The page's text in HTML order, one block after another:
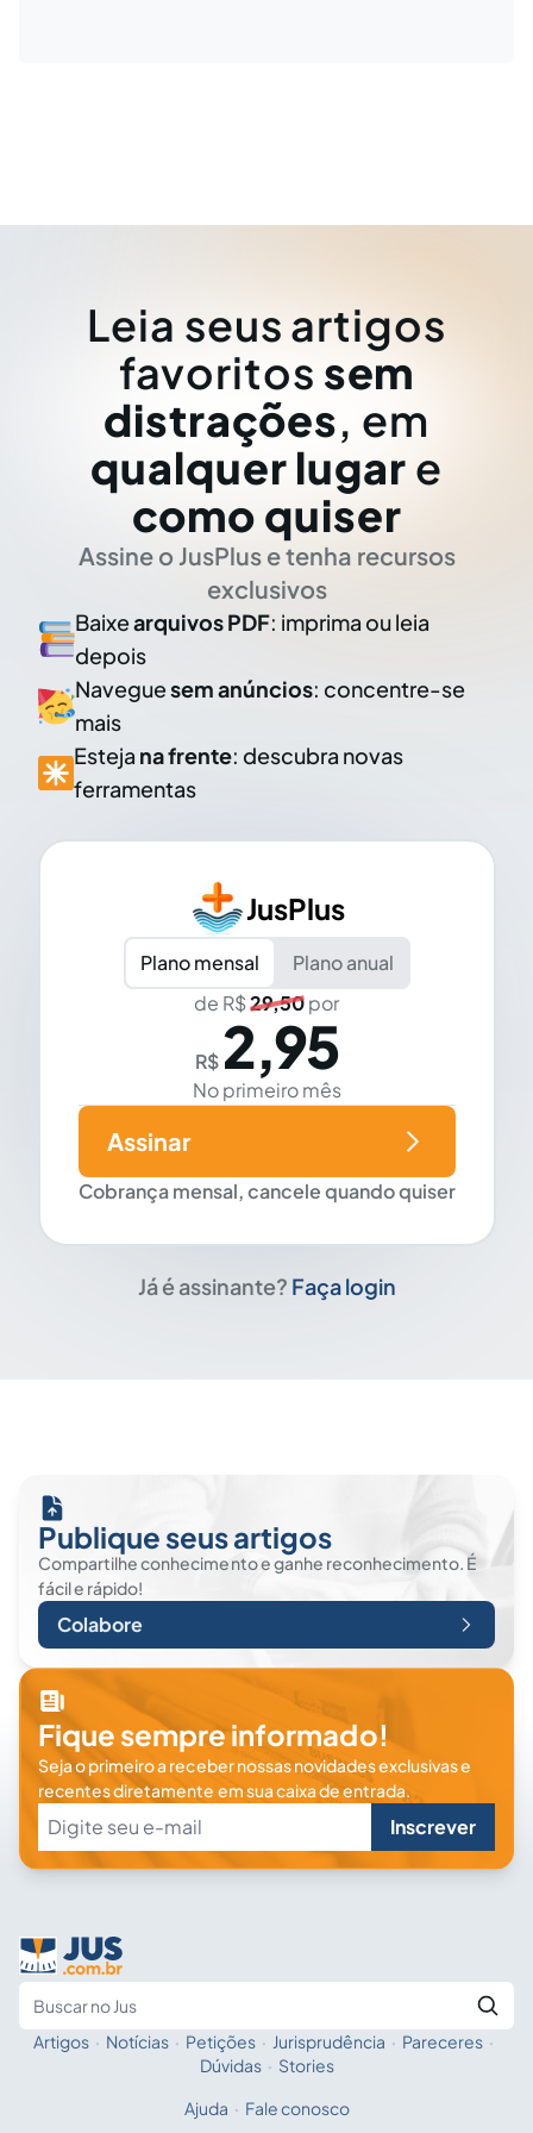
Leia seus artigos
favoritos sem
distrações, em
qualquer lugar e
como quiser
Assine o JusPlus e tenha recursos
exclusivos
Baixearquivos PDF: imprima ou leia
depois
Naveguesem anúncios: concentre-se
mais
Esteja na frente: descubra novas
ferramentas
JusPlus
Plano mensal
Plano anual
de R$29,50por
R$ 2,95
No primeiro mês
Cobrança mensal, cancele quando quiser
Assinar
Já é assinante? Faça login
Publique seus artigos
Compartilhe conhecimento e ganhe reconhecimento. É
fácil e rápido!
Colabore
Fique sempre informado!
Seja o primeiro a receber nossas novidades exclusivas e
recentes diretamente em sua caixa de entrada.
Inscrever
Fale com a IA
Artigos · Notícias · Petições · Jurisprudência · Pareceres ·
Dúvidas · Stories
Ajuda · Fale conosco